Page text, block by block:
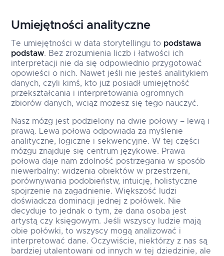
Umiejętności analityczne
Te umiejętności w data storytellingu to podstawa
podstaw. Bez zrozumienia liczb i łatwości ich
interpretacji nie da się odpowiednio przygotować
opowieści o nich. Nawet jeśli nie jesteś analitykiem
danych, czyli kimś, kto już posiadł umiejętność
przekształcania i interpretowania ogromnych
zbiorów danych, wciąż możesz się tego nauczyć.
Nasz mózg jest podzielony na dwie połowy – lewą i
prawą. Lewa połowa odpowiada za myślenie
analityczne, logiczne i sekwencyjne. W tej części
mózgu znajduje się centrum językowe. Prawa
połowa daje nam zdolność postrzegania w sposób
niewerbalny: widzenia obiektów w przestrzeni,
porównywania podobieństw, intuicję, holistyczne
spojrzenie na zagadnienie. Większość ludzi
doświadcza dominacji jednej z połówek. Nie
decyduje to jednak o tym, że dana osoba jest
artystą czy księgowym. Jeśli wszyscy ludzie mają
obie połówki, to wszyscy mogą analizować i
interpretować dane. Oczywiście, niektórzy z nas są
bardziej utalentowani od innych w tej dziedzinie, ale